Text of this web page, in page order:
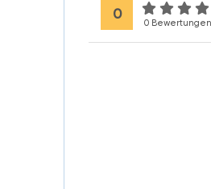
0
0 Bewertungen